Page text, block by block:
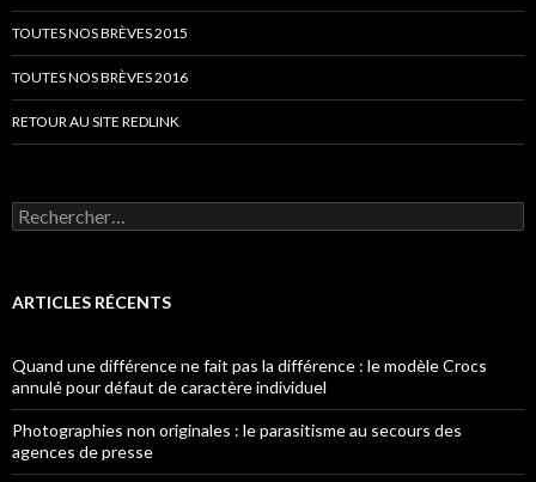
TOUTES NOS BRÈVES 2015
TOUTES NOS BRÈVES 2016
RETOUR AU SITE REDLINK
Rechercher :
ARTICLES RÉCENTS
Quand une différence ne fait pas la différence : le modèle Crocs
annulé pour défaut de caractère individuel
Photographies non originales : le parasitisme au secours des
agences de presse